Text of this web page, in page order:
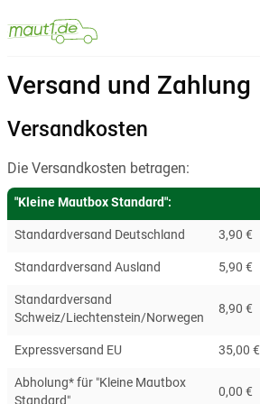
Versand und Zahlung
Versandkosten
Die Versandkosten betragen:
"Kleine Mautbox Standard":
Standardversand Deutschland 3,90 €
Standardversand Ausland 5,90 €
Standardversand
Schweiz/Liechtenstein/Norwegen
8,90 €
Expressversand EU 35,00 €
Abholung* für "Kleine Mautbox
0,00 €